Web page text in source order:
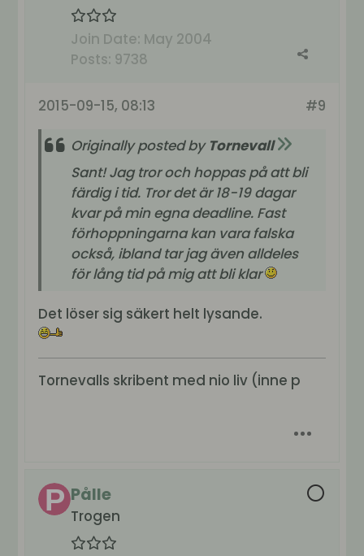
Join Date: May 2004
Posts: 9738
#9
2015-09-15, 08:13
Originally posted by Tornevall
Sant! Jag tror och hoppas på att bli
färdig i tid. Tror det är 18-19 dagar
kvar på min egna deadline. Fast
förhoppningarna kan vara falska
också, ibland tar jag även alldeles
för lång tid på mig att bli klar
Det löser sig säkert helt lysande.
Tornevalls skribent med nio liv (inne p
Pålle
Trogen